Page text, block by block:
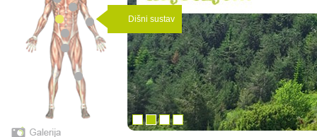
Dišni sustav